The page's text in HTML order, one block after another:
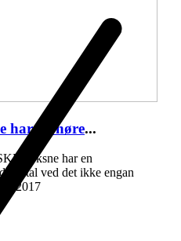
har en høre...
voksne har en
antal ved det ikke engan
, 2017